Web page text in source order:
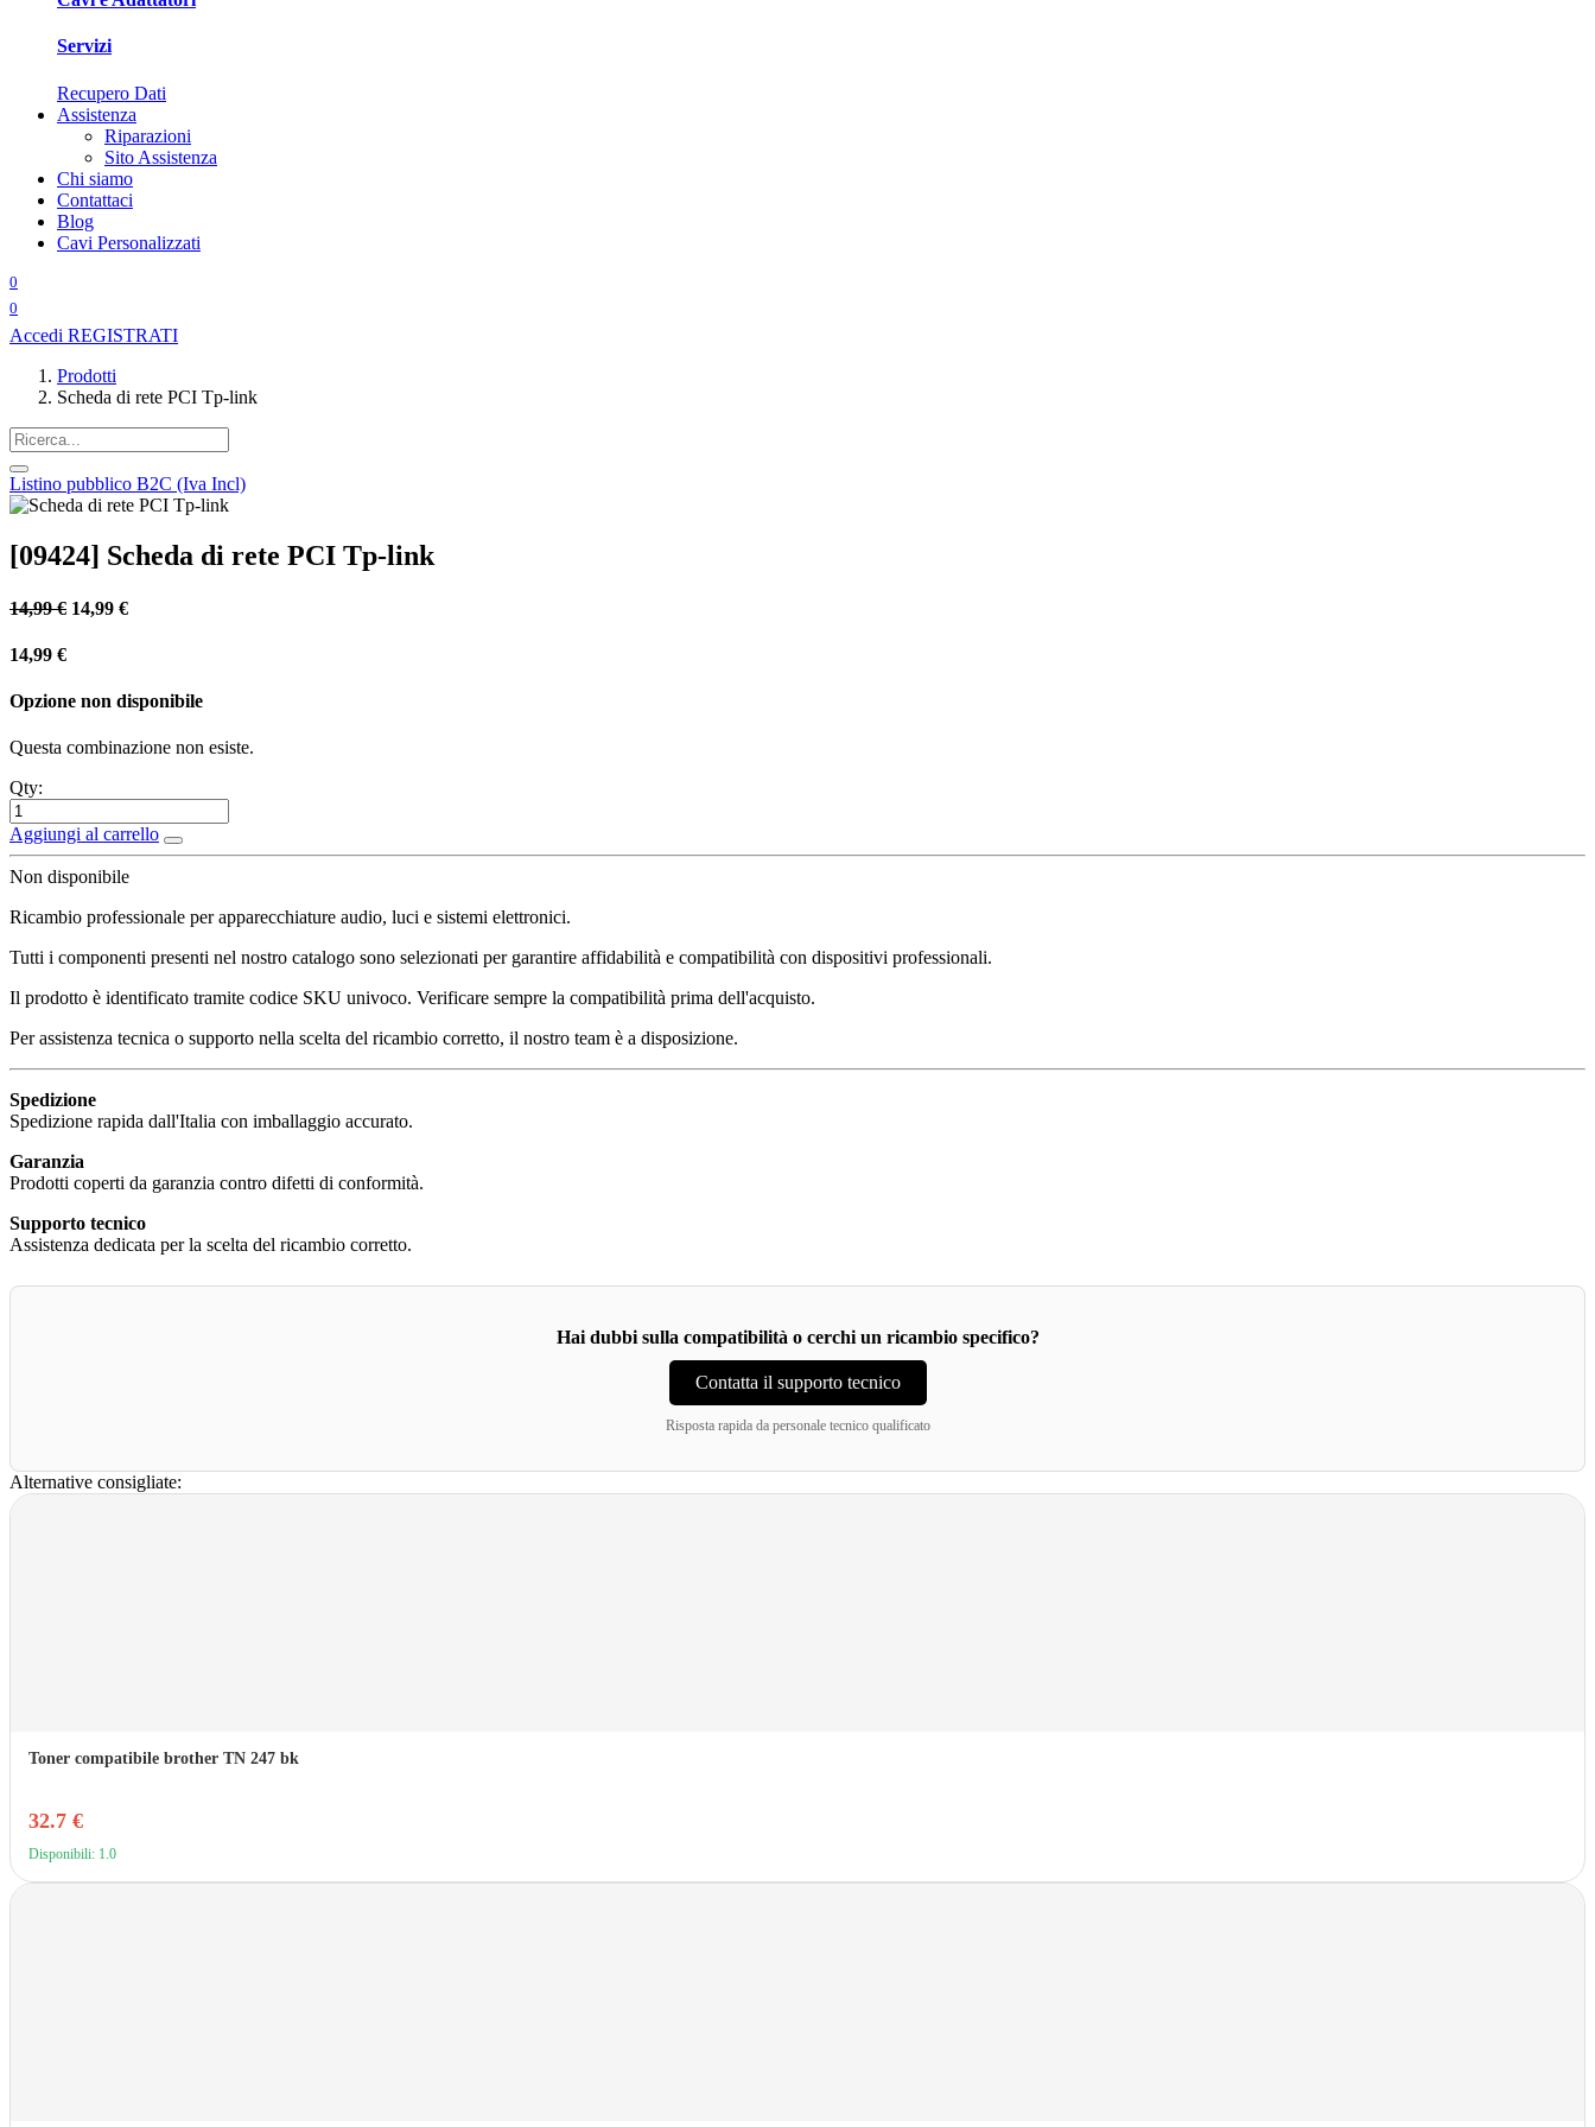
Servizi
Recupero Dati
Assistenza
Riparazioni
Sito Assistenza
Chi siamo
Contattaci
Blog
Cavi Personalizzati
0
0
Accedi REGISTRATI
Prodotti
Scheda di rete PCI Tp-link
Listino pubblico B2C (Iva Incl)
[09424] Scheda di rete PCI Tp-link
14,99€ 14,99 €
14,99 €
Opzione non disponibile
Questa combinazione non esiste.
Qty:
Aggiungi al carrello
Non disponibile
Ricambio professionale per apparecchiature audio, luci e sistemi elettronici.
Tutti i componenti presenti nel nostro catalogo sono selezionati per garantire affidabilità e compatibilità con dispositivi professionali.
Il prodotto è identificato tramite codice SKU univoco. Verificare sempre la compatibilità prima dell'acquisto.
Per assistenza tecnica o supporto nella scelta del ricambio corretto, il nostro team è a disposizione.
Spedizione
Spedizione rapida dall'Italia con imballaggio accurato.
Garanzia
Prodotti coperti da garanzia contro difetti di conformità.
Supporto tecnico
Assistenza dedicata per la scelta del ricambio corretto.
Hai dubbi sulla compatibilità o cerchi un ricambio specifico?
Contatta il supporto tecnico
Risposta rapida da personale tecnico qualificato
Alternative consigliate:
Toner compatibile brother TN 247 bk
32.7 €
Disponibili: 1.0